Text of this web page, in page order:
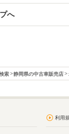
へ
索 静岡県の中古車販売店
利用